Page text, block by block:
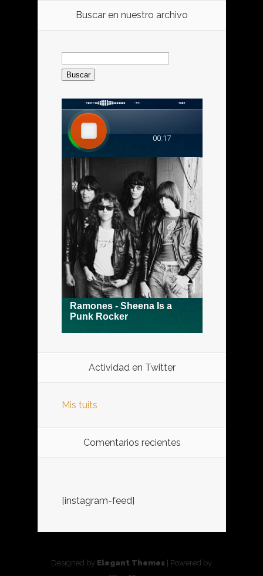
Buscar en nuestro archivo
Buscar:
Actividad en Twitter
Mis tuits
Comentarios recientes
[instagram-feed]
Designed by Elegant Themes | Powered by